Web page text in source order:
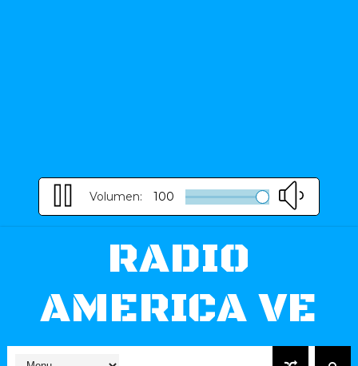
Volumen: 100
RADIO
AMERICA VE